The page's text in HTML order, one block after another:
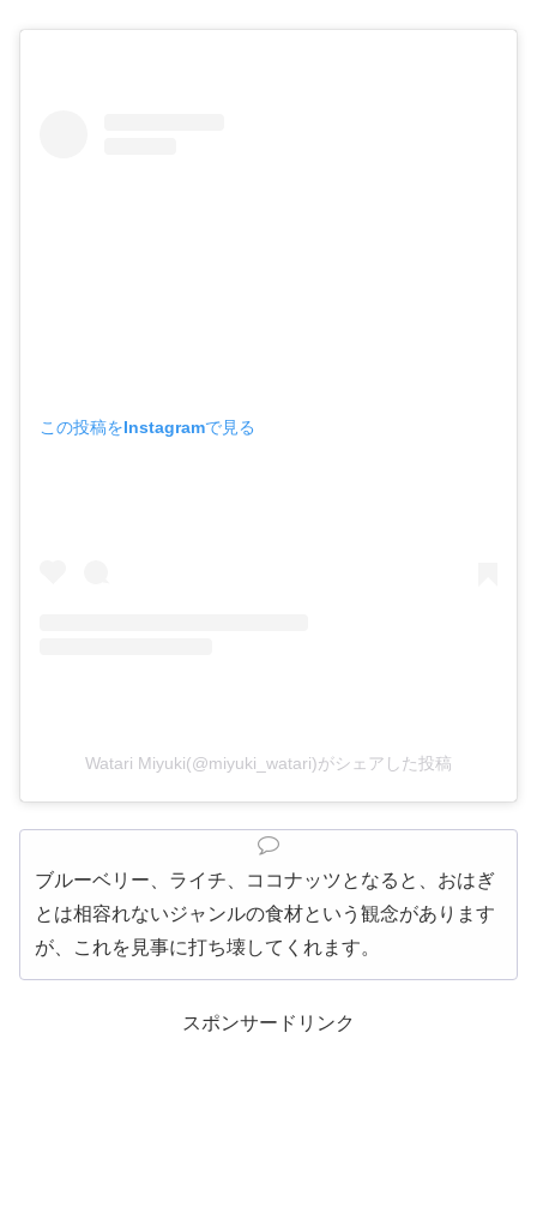
この投稿をInstagramで見る
Watari Miyuki(@miyuki_watari)がシェアした投稿
ブルーベリー、ライチ、ココナッツとなると、おはぎ
とは相容れないジャンルの食材という観念があります
が、これを見事に打ち壊してくれます。
スポンサードリンク